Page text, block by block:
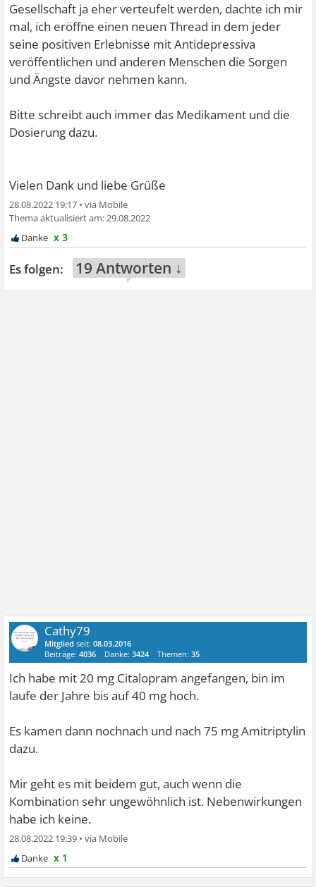
Gesellschaft ja eher verteufelt werden, dachte ich mir
mal, ich eröffne einen neuen Thread in dem jeder
seine positiven Erlebnisse mit Antidepressiva
veröffentlichen und anderen Menschen die Sorgen
und Ängste davor nehmen kann.
Bitte schreibt auch immer das Medikament und die
Dosierung dazu.
Vielen Dank und liebe Grüße
28.08.2022 19:17 •
29.08.2022
x 3
19 Antworten ↓
Cathy79
Mitglied seit:08.03.2016
Beiträge:4036 Danke:3424 Themen:35
Ich habe mit 20 mg Citalopram angefangen, bin im
laufe der Jahre bis auf 40 mg hoch.
Es kamen dann nochnach und nach 75 mg Amitriptylin
dazu.
Mir geht es mit beidem gut, auch wenn die
Kombination sehr ungewöhnlich ist. Nebenwirkungen
habe ich keine.
28.08.2022 19:39 •
x 1